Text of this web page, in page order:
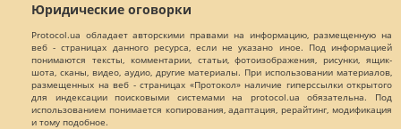
Юридические оговорки
Protocol.ua обладает авторскими правами на информацию, размещенную на
веб - страницах данного ресурса, если не указано иное. Под информацией
понимаются тексты, комментарии, статьи, фотоизображения, рисунки, ящик-
шота, сканы, видео, аудио, другие материалы. При использовании материалов,
размещенных на веб - страницах «Протокол» наличие гиперссылки открытого
для индексации поисковыми системами на protocol.ua обязательна. Под
использованием понимается копирования, адаптация, рерайтинг, модификация
и тому подобное.